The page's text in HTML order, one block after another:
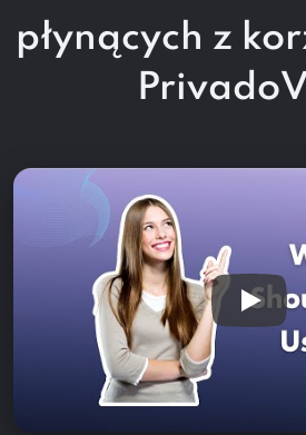
płynących z
Play